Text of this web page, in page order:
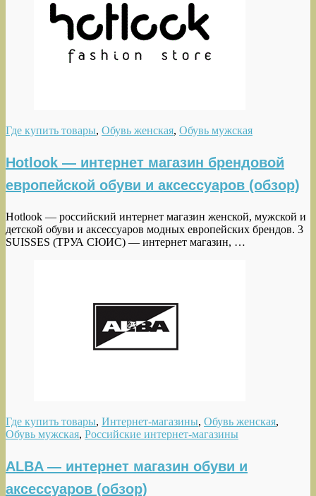
Где купить товары, Обувь женская, Обувь мужская
Hotlook — интернет магазин брендовой
европейской обуви и аксессуаров (обзор)
Hotlook — российский интернет магазин женской, мужской и
детской обуви и аксессуаров модных европейских брендов. 3
SUISSES (ТРУА СЮИС) — интернет магазин, …
Где купить товары, Интернет-магазины, Обувь женская,
Обувь мужская, Российские интернет-магазины
ALBA — интернет магазин обуви и
аксессуаров (обзор)